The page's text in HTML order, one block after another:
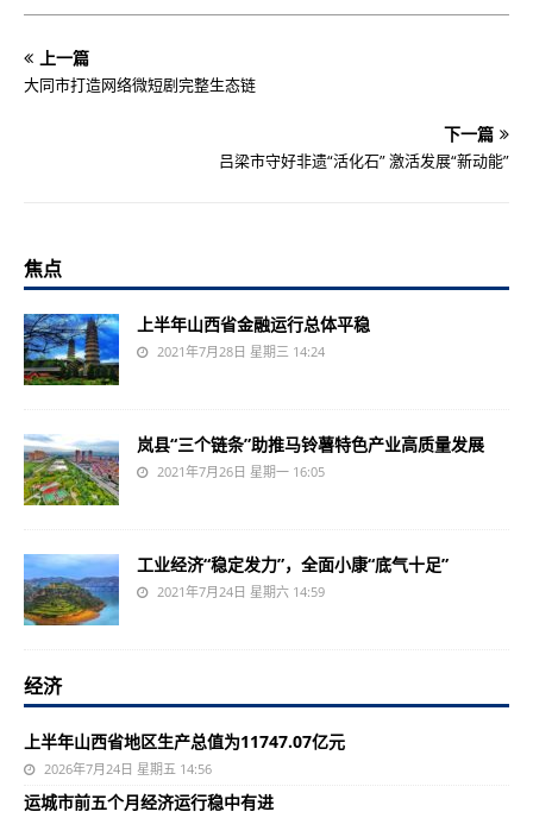
上一篇
大同市打造网络微短剧完整生态链
下一篇
吕梁市守好非遗“活化石” 激活发展“新动能”
焦点
上半年山西省金融运行总体平稳
2021年7月28日 星期三 14:24
岚县“三个链条”助推马铃薯特色产业高质量发展
2021年7月26日 星期一 16:05
工业经济“稳定发力”，全面小康“底气十足”
2021年7月24日 星期六 14:59
经济
上半年山西省地区生产总值为11747.07亿元
2026年7月24日 星期五 14:56
运城市前五个月经济运行稳中有进